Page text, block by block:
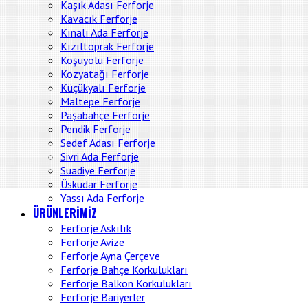
Kaşık Adası Ferforje
Kavacık Ferforje
Kınalı Ada Ferforje
Kızıltoprak Ferforje
Koşuyolu Ferforje
Kozyatağı Ferforje
Küçükyalı Ferforje
Maltepe Ferforje
Paşabahçe Ferforje
Pendik Ferforje
Sedef Adası Ferforje
Sivri Ada Ferforje
Suadiye Ferforje
Üsküdar Ferforje
Yassı Ada Ferforje
ÜRÜNLERİMİZ
Ferforje Askılık
Ferforje Avize
Ferforje Ayna Çerçeve
Ferforje Bahçe Korkulukları
Ferforje Balkon Korkulukları
Ferforje Bariyerler